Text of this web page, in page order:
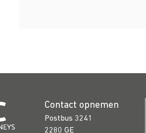
Contact opnemen
Postbus 3241
2280 GE